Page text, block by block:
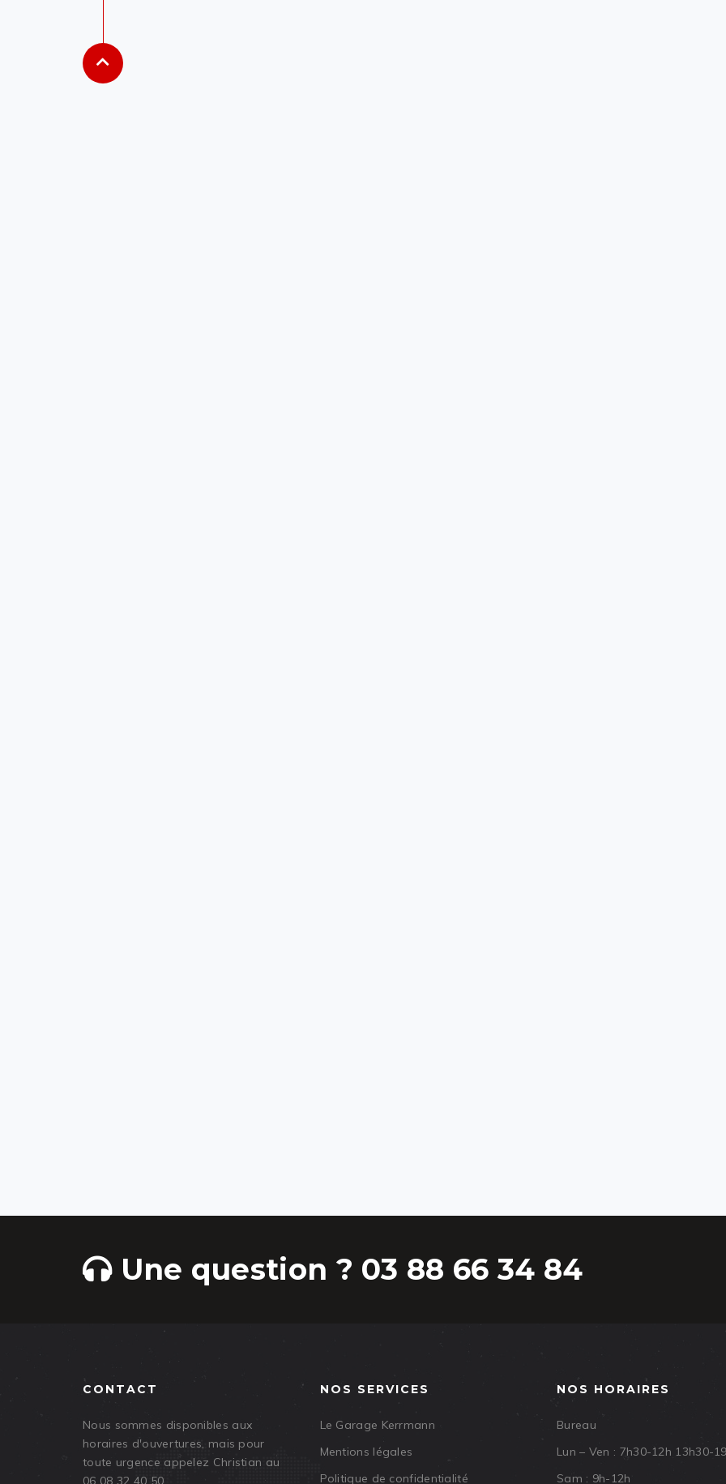
Une question ? 03 88 66 34 84
CONTACT
Nous sommes disponibles aux
horaires d'ouvertures, mais pour
toute urgence appelez Christian au
06 08 32 40 50
NOS SERVICES
Le Garage Kerrmann
Mentions légales
Politique de confidentialité
NOS HORAIRES
Bureau
Lun – Ven : 7h30-12h 13h30-
Sam : 9h-12h